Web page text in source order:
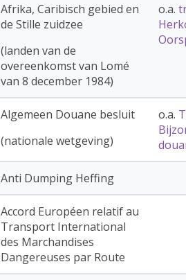
Afrika, Caribisch gebied en
de Stille zuidzee
(landen van de
overeenkomst van Lomé
van 8 december 1984)
o.a.
Algemeen Douane besluit
(nationale wetgeving)
o.a.
Anti Dumping Heffing
Accord Européen relatif au
Transport International
des Marchandises
Dangereuses par Route